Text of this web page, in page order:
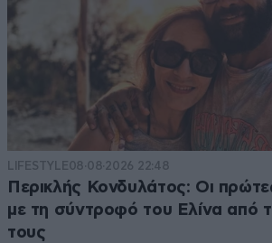
LIFESTYLE08·08·2026 22:48
Περικλής Κονδυλάτος: Οι
με τη σύντροφό του Ελίνα από
τους